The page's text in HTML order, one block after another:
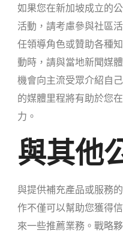
如果您在新加坡成立的
活動，請考慮參與社區
任領導角色或贊助各種
動時，請與當地新聞媒
機會向主流受眾介紹自
的媒體里程將有助於您
力。
與其他
與提供補充產品或服務
作不僅可以幫助您獲得
來一些推薦業務。戰略